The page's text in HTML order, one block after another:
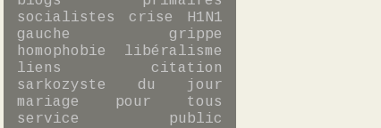
socialistes
crise
H1N1
gauche
grippe
homophobie
libéralisme
liens
citation
sarkozyste du jour
mariage pour tous
service public